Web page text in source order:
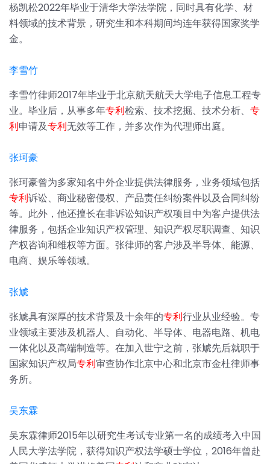
杨凯松2022年毕业于清华大学法学院，同时具有化学、材
料领域的技术背景，研究生和本科期间均连年获得国家奖学
金。
李雪竹
李雪竹律师2017年毕业于北京航天航天大学电子信息工程专
业。毕业后，从事多年专利检索、技术挖掘、技术分析、 专
利申请及专利无效等工作，并多次作为代理师出庭。
张珂豪
张珂豪曾为多家知名中外企业提供法律服务，业务领域包括
专利诉讼、商业秘密侵权、产品责任纠纷案件以及合同纠纷
等。此外，他还擅长在非诉讼知识产权项目中为客户提供法
律服务，包括企业知识产权管理、知识产权尽职调查、知识
产权咨询和维权等方面。张律师的客户涉及半导体、能源、
电商、娱乐等领域。
张虓
张虓具有深厚的技术背景及十余年的专利行业从业经验。专
业领域主要涉及机器人、自动化、半导体、电器电路、机电
一体化以及高端制造等。在加入世宁之前，张虓先后就职于
国家知识产权局专利审查协作北京中心和北京市金杜律师事
务所。
吴东霖
吴东霖律师2015年以研究生考试专业第一名的成绩考入中国
人民大学法学院，获得知识产权法学硕士学位，2016年曾赴